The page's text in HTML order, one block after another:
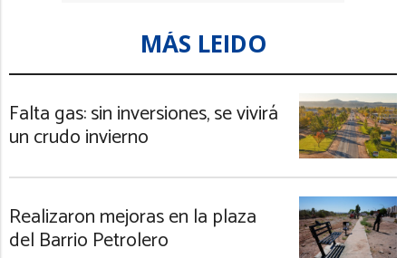
MÁS LEIDO
Falta gas: sin inversiones, se vivirá
un crudo invierno
Realizaron mejoras en la plaza
del Barrio Petrolero